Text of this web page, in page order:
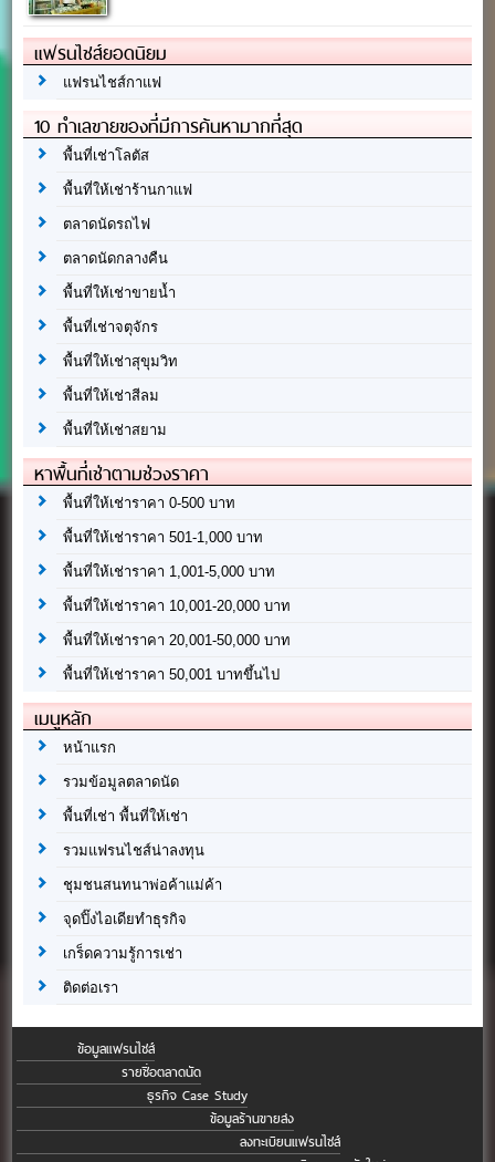
แฟรนไชส์ยอดนิยม
แฟรนไชส์กาแฟ
10 ทำเลขายของที่มีการค้นหามากที่สุด
พื้นที่เช่าโลตัส
พื้นที่ให้เช่าร้านกาแฟ
ตลาดนัดรถไฟ
ตลาดนัดกลางคืน
พื้นที่ให้เช่าขายน้ำ
พื้นที่เช่าจตุจักร
พื้นที่ให้เช่าสุขุมวิท
พื้นที่ให้เช่าสีลม
พื้นที่ให้เช่าสยาม
หาพื้นที่เช่าตามช่วงราคา
พื้นที่ให้เช่าราคา 0-500 บาท
พื้นที่ให้เช่าราคา 501-1,000 บาท
พื้นที่ให้เช่าราคา 1,001-5,000 บาท
พื้นที่ให้เช่าราคา 10,001-20,000 บาท
พื้นที่ให้เช่าราคา 20,001-50,000 บาท
พื้นที่ให้เช่าราคา 50,001 บาทขึ้นไป
เมนูหลัก
หน้าแรก
รวมข้อมูลตลาดนัด
พื้นที่เช่า พื้นที่ให้เช่า
รวมแฟรนไชส์น่าลงทุน
ชุมชนสนทนาพ่อค้าแม่ค้า
จุดปิ๊งไอเดียทำธุรกิจ
เกร็ดความรู้การเช่า
ติดต่อเรา
ข้อมูลแฟรนไชส์
รายชื่อตลาดนัด
ธุรกิจ Case Study
ข้อมูลร้านขายส่ง
ลงทะเบียนแฟรนไชส์